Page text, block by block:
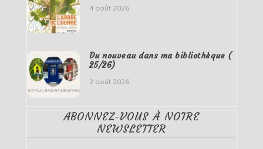
4 août 2026
Du nouveau dans ma bibliothèque (
25/26)
2 août 2026
ABONNEZ-VOUS À NOTRE
NEWSLETTER